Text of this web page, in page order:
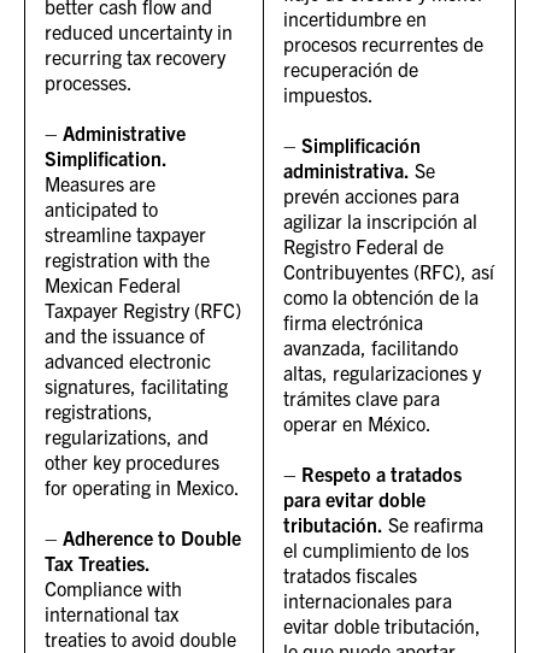
better cash flow and
reduced uncertainty in
recurring tax recovery
processes.
– Administrative
Simplification.
Measures are
anticipated to
streamline taxpayer
registration with the
Mexican Federal
Taxpayer Registry (RFC)
and the issuance of
advanced electronic
signatures, facilitating
registrations,
regularizations, and
other key procedures
for operating in Mexico.
– Adherence to Double
Tax Treaties.
Compliance with
international tax
treaties to avoid double
incertidumbre en
procesos recurrentes de
recuperación de
impuestos.
– Simplificación
administrativa. Se
prevén acciones para
agilizar la inscripción al
Registro Federal de
Contribuyentes (RFC), así
como la obtención de la
firma electrónica
avanzada, facilitando
altas, regularizaciones y
trámites clave para
operar en México.
– Respeto a tratados
para evitar doble
tributación. Se reafirma
el cumplimiento de los
tratados fiscales
internacionales para
evitar doble tributación,